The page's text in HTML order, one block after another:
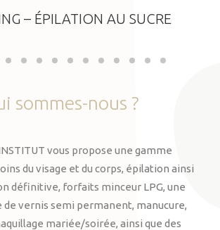
– ÉPILATION AU SUCRE
sommes-nous ?
vous propose une gamme
du visage et du corps, épilation ainsi
définitive, forfaits minceur LPG, une
de vernis semi permanent, manucure,
mariée/soirée, ainsi que des